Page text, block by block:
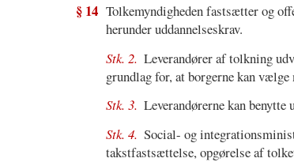
§ 14 Tolkemyndigheden fastsætter og
herunder uddannelseskrav.
Stk. 2. Leverandører af tolkning
grundlag for, at borgerne kan
Stk. 3. Leverandørerne kan
Stk. 4. Social- og
takstfastsættelse, opgørelse af